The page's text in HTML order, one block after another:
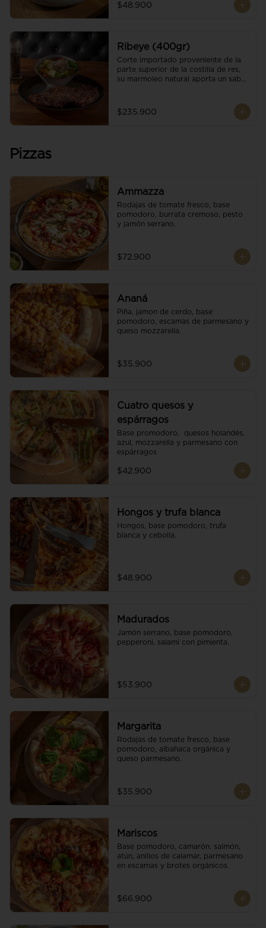
$48.900
Ribeye (400gr)
Corte importado proveniente de la
parte superior de la costilla de res,
su marmoleo natural aporta un sabor
con cristales de sal y mantequilla de
ajo y pimientos. Acompañado de una
$235.900
Pizzas
Ammazza
Rodajas de tomate fresco, base
pomodoro, burrata cremoso, pesto
y jamón serrano.
$72.900
Ananá
Piña, jamon de cerdo, base
pomodoro, escamas de parmesano y
queso mozzarella.
$35.900
Cuatro quesos y
espárragos
Base promodoro,  quesos holandés,
azul, mozzarella y parmesano con
espárragos
$42.900
Hongos y trufa blanca
Hongos, base pomodoro, trufa
blanca y cebolla.
$48.900
Madurados
Jamón serrano, base pomodoro,
pepperoni, salami con pimienta.
$53.900
Margarita
Rodajas de tomate fresco, base
pomodoro, albahaca orgánica y
queso parmesano.
$35.900
Mariscos
Base pomodoro, camarón, salmón,
atún, anillos de calamar, parmesano
en escamas y brotes orgánicos.
$66.900